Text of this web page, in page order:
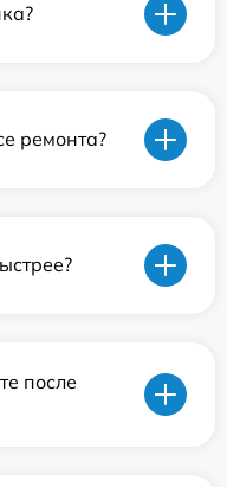
ремонта?
после